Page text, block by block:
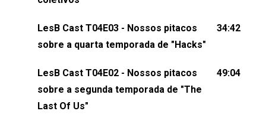
comentários, perguntas ou qualquer outra coisa,
nos envie uma mensagem pelas redes sociais ou
esqueça de visitar nosso site e também redes
sociais:Twitter: ⁠⁠⁠⁠@lesbout_br⁠⁠⁠⁠ Instagram: ⁠⁠⁠⁠@lesbout_br⁠⁠⁠⁠
LesB Cast T04E03 - Nossos pitacos
sobre a quarta temporada de "Hacks"
34:42
LesB Cast T04E02 - Nossos pitacos
sobre a segunda temporada de "The
Last Of Us"
49:04